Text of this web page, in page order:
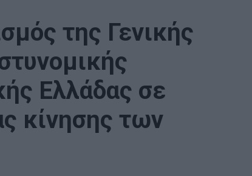
της Γενικής
Ελλάδας σε
κίνησης των